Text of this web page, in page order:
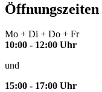
Öffnungszeiten
Mo + Di + Do + Fr
10:00 - 12:00 Uhr
und
15:00 - 17:00 Uhr